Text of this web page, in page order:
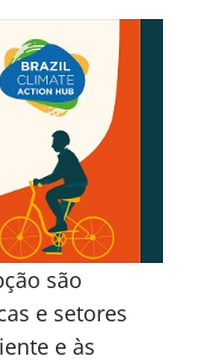
são
e setores
e às